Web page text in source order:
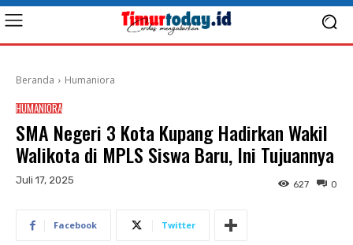
Beranda Humaniora
HUMANIORA
SMA Negeri 3 Kota Kupang Hadirkan Wakil
Walikota di MPLS Siswa Baru, Ini Tujuannya
Juli 17, 2025 0
627
Facebook Twitter